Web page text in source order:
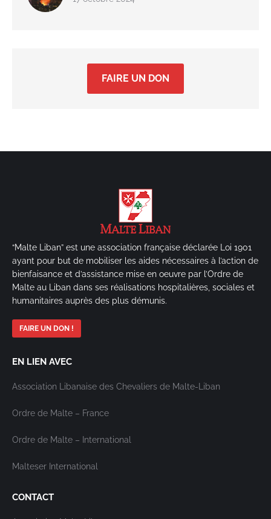
FAIRE UN DON
“Malte Liban” est une association française déclarée Loi 1901
ayant pour but de mobiliser les aides nécessaires à l’action de
bienfaisance et d’assistance mise en oeuvre par l’Ordre de
Malte au Liban dans ses réalisations hospitalières, sociales et
humanitaires auprès des plus démunis.
FAIRE UN DON !
EN LIEN AVEC
Association Libanaise des Chevaliers de Malte-Liban
Ordre de Malte – France
Ordre de Malte – International
Malteser International
CONTACT